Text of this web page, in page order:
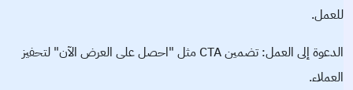
للعمل.
الدعوة إلى العمل: تضمين CTA مثل "احصل على العرض الآن" لتحفيز
العملاء.